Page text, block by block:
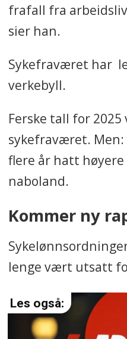
frafall fra
sier han.
Sykefraværet har
verkebyll.
Ferske tall for
sykefraværet. Men:
flere år hatt
naboland.
Kommer ny
lenge vært utsatt